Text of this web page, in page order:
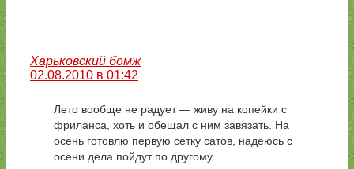
Харьковский бомж
02.08.2010 в 01:42
Лето вообще не радует — живу на копейки с
фриланса, хоть и обещал с ним завязать. На
осень готовлю первую сетку сатов, надеюсь с
осени дела пойдут по другому